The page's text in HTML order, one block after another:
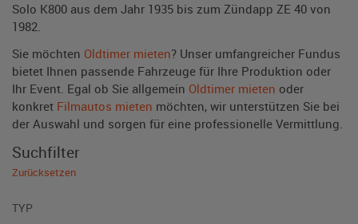
Solo K800 aus dem Jahr 1935 bis zum Zündapp ZE 40 von
1982.
Sie möchten Oldtimer mieten? Unser umfangreicher Fundus
bietet Ihnen passende Fahrzeuge für Ihre Produktion oder
Ihr Event. Egal ob Sie allgemein Oldtimer mieten oder
konkret Filmautos mieten möchten, wir unterstützen Sie bei
der Auswahl und sorgen für eine professionelle Vermittlung.
Suchfilter
Zurücksetzen
TYP